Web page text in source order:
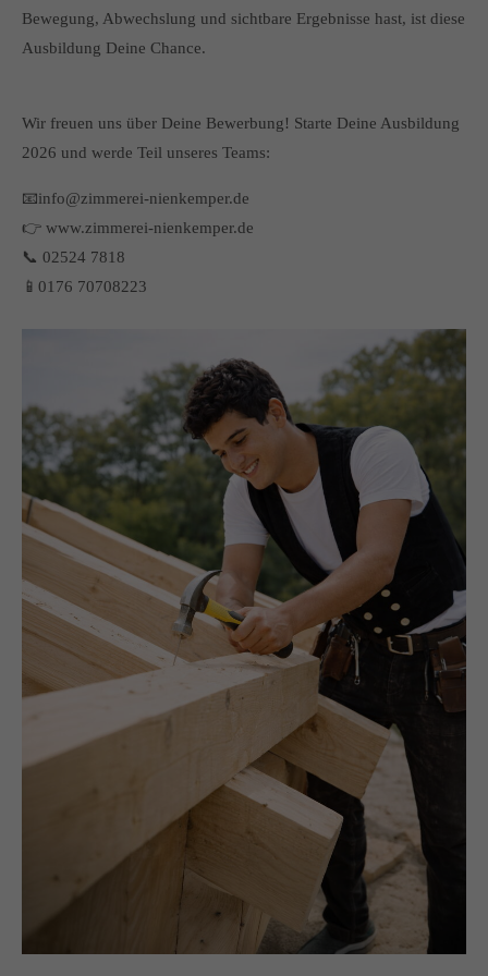
info@yourdomain.com
Aenean commodo ligula eget dolor. Aenean massa. Cum
nascetur ridiculus mus. Donec quam felis, ultricies nec.
Bewegung, Abwechslung und sichtbare Ergebnisse hast, ist diese
Ausbildung Deine Chance.
Wir freuen uns über Deine Bewerbung! Starte Deine Ausbildung
2026 und werde Teil unseres Teams:
📧info@zimmerei-nienkemper.de
👉 www.zimmerei-nienkemper.de
📞 02524 7818
📱0176 70708223